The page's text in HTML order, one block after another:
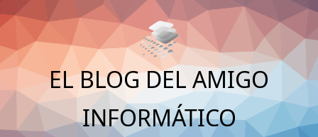
Saltar
al
contenido
EL BLOG DEL AMIGO
INFORMÁTICO